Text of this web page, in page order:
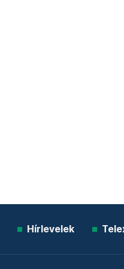
Hírlevelek